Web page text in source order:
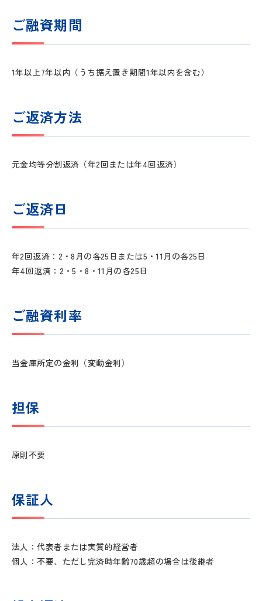
ご融資期間
1年以上7年以内（うち据え置き期間1年以内を含む）
ご返済方法
元金均等分割返済（年2回または年4回返済）
ご返済日
年2回返済：2・8月の各25日または5・11月の各25日
年4回返済：2・5・8・11月の各25日
ご融資利率
当金庫所定の金利（変動金利）
担保
原則不要
保証人
法人：代表者または実質的経営者
個人：不要、ただし完済時年齢70歳超の場合は後継者